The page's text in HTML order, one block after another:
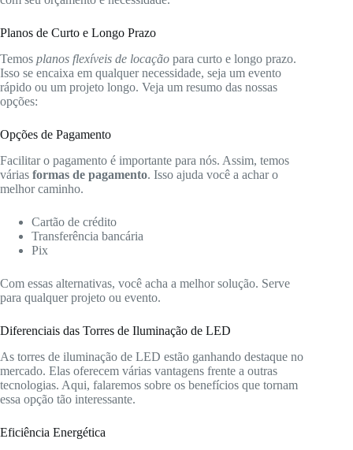
Planos de Curto e Longo Prazo
Temos planos flexíveis de locação para curto e longo prazo.
Isso se encaixa em qualquer necessidade, seja um evento
rápido ou um projeto longo. Veja um resumo das nossas
opções:
Opções de Pagamento
Facilitar o pagamento é importante para nós. Assim, temos
várias formas de pagamento. Isso ajuda você a achar o
melhor caminho.
Cartão de crédito
Transferência bancária
Pix
Com essas alternativas, você acha a melhor solução. Serve
para qualquer projeto ou evento.
Diferenciais das Torres de Iluminação de LED
As torres de iluminação de LED estão ganhando destaque no
mercado. Elas oferecem várias vantagens frente a outras
tecnologias. Aqui, falaremos sobre os benefícios que tornam
essa opção tão interessante.
Eficiência Energética